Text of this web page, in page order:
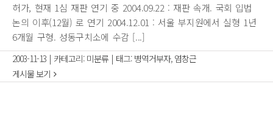
허가, 현재 1심 재판 연기 중 2004.09.22 : 재판 속개. 국회 입법
논의 이후(12월) 로 연기 2004.12.01 : 서울 부지원에서 실형 1년
6개월 구형. 성동구치소에 수감 [...]
2003-11-13 | 카테고리: 미분류 | 태그: 병역거부자, 염창근
게시물 보기